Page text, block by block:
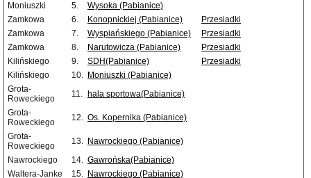
Moniuszki
5.
Wysoka (Pabianice)
Zamkowa
6. Konopnickiej (Pabianice)
Przesiadki
Zamkowa
7. Wyspiańskiego (Pabianice)
Przesiadki
Zamkowa
8. Narutowicza (Pabianice)
Przesiadki
Kilińskiego
9. SDH(Pabianice)
Przesiadki
Kilińskiego
10. Moniuszki (Pabianice)
Grota-
Roweckiego
11. hala sportowa(Pabianice)
Grota-
Roweckiego
12. Os. Kopernika (Pabianice)
Grota-
Roweckiego
13. Nawrockiego (Pabianice)
Nawrockiego
14. Gawrońska(Pabianice)
Waltera-Janke
15. Nawrockiego (Pabianice)